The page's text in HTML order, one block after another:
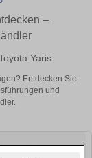
–
Yaris
Entdecken Sie
und